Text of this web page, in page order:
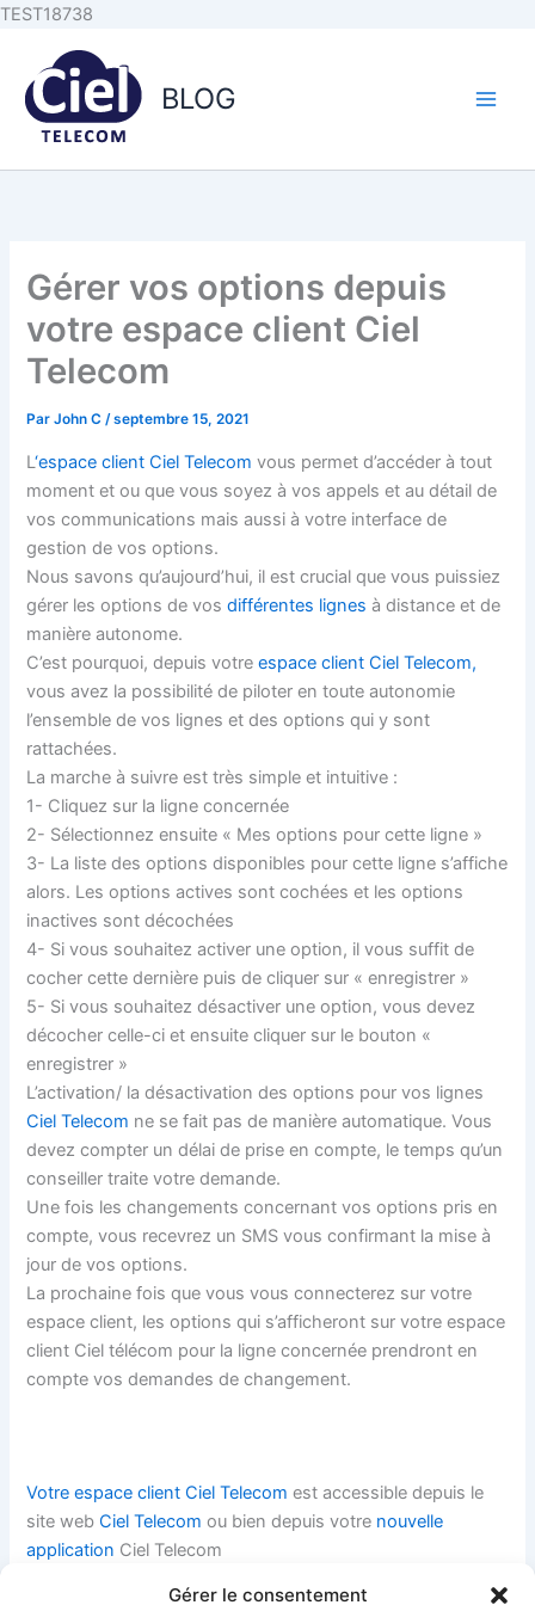
Gérer le consentement
TEST18738
contenu
principal
Aller
contenu
BLOG
Gérer vos options depuis
votre espace client Ciel
Telecom
ParJohn C/septembre 15, 2021
L‘espace client Ciel Telecom vous permet d’accéder à tout
moment et ou que vous soyez à vos appels et au détail de
vos communications mais aussi à votre interface de
gestion de vos options.
Nous savons qu’aujourd’hui, il est crucial que vous puissiez
gérer les options de vos différentes lignes à distance et de
manière autonome.
C’est pourquoi, depuis votreespace client Ciel Telecom,
vous avez la possibilité de piloter en toute autonomie
l’ensemble de vos lignes et des options qui y sont
rattachées.
La marche à suivre est très simple et intuitive :
1- Cliquez sur la ligne concernée
2- Sélectionnez ensuite « Mes options pour cette ligne »
3- La liste des options disponibles pour cette ligne s’affiche
alors. Les options actives sont cochées et les options
inactives sont décochées
4- Si vous souhaitez activer une option, il vous suffit de
cocher cette dernière puis de cliquer sur « enregistrer »
5- Si vous souhaitez désactiver une option, vous devez
décocher celle-ci et ensuite cliquer sur le bouton «
enregistrer »
L’activation/ la désactivation des options pour vos lignes
Ciel Telecom ne se fait pas de manière automatique. Vous
devez compter un délai de prise en compte, le temps qu’un
conseiller traite votre demande.
Une fois les changements concernant vos options pris en
compte, vous recevrez un SMS vous confirmant la mise à
jour de vos options.
La prochaine fois que vous vous connecterez sur votre
espace client, les options qui s’afficheront sur votre espace
client Ciel télécom pour la ligne concernée prendront en
compte vos demandes de changement.
Votre espace client Ciel Telecomest accessible depuis le
site webCiel Telecomou bien depuis votre nouvelle
application Ciel Telecom